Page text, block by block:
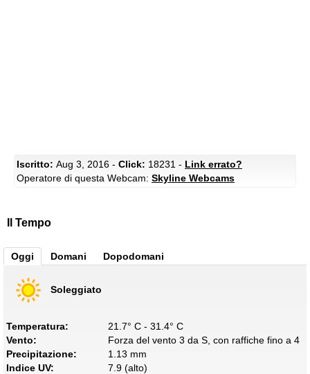
Iscritto: Aug 3, 2016 - Click: 18231 - Link errato?
Operatore di questa Webcam: Skyline Webcams
Il Tempo
Oggi Domani Dopodomani
Soleggiato
Temperatura:
21.7° C - 31.4° C
Vento:
Forza del vento 3 da S, con raffiche fino a 4
Precipitazione:
1.13 mm
Indice UV:
7.9 (alto)